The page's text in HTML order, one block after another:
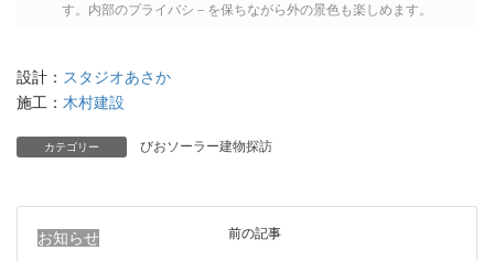
す。内部のプライバシ－を保ちながら外の景色も楽しめます。
設計： スタジオあさか
施工： 木村建設
カテゴリー びおソーラー建物探訪
お知らせ 前の記事